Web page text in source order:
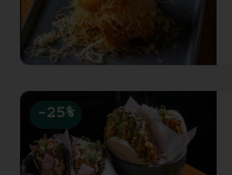
-25 %